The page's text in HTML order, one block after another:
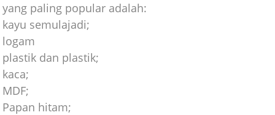
yang paling popular adalah:
kayu semulajadi;
logam
plastik dan plastik;
kaca;
MDF;
Papan hitam;